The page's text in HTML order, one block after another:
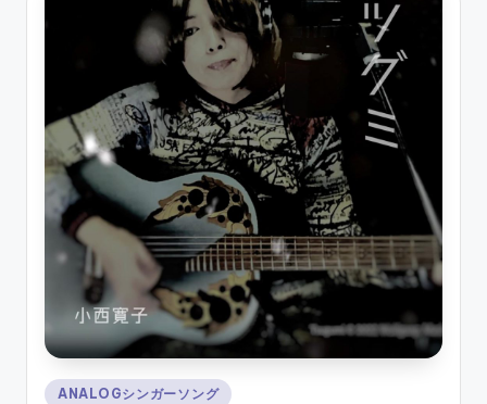
Posted
ANALOGシンガーソング